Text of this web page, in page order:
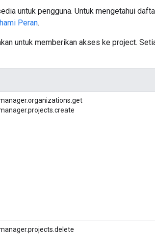
untuk pengguna. Untuk mengetahui
Peran.
untuk memberikan akses ke project.
organizations. get
projects. create
projects. delete